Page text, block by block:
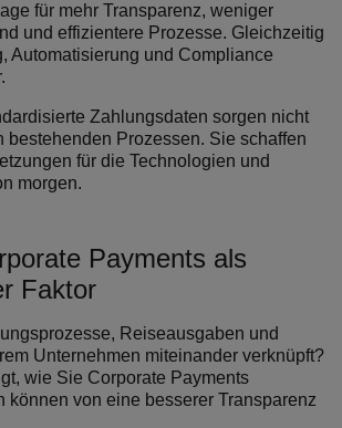
für mehr Transparenz, weniger
und effizientere Prozesse. Gleichzeitig
Automatisierung und Compliance
Zahlungsdaten sorgen nicht
bestehenden Prozessen. Sie schaffen
für die Technologien und
morgen.
Payments als
Faktor
Reiseausgaben und
Unternehmen miteinander verknüpft?
wie Sie Corporate Payments
können von eine besserer Transparenz